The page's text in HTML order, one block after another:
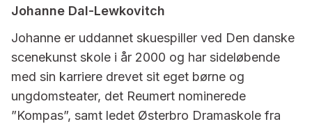
Johanne Dal-Lewkovitch
Johanne er uddannet skuespiller ved Den danske
scenekunst skole i år 2000 og har sideløbende
med sin karriere drevet sit eget børne og
ungdomsteater, det Reumert nominerede
”Kompas”, samt ledet Østerbro Dramaskole fra